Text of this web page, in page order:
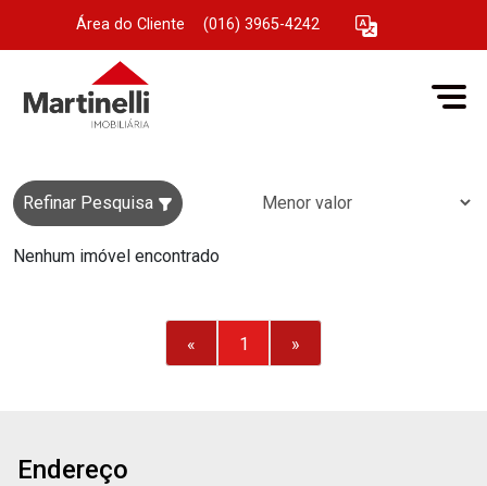
Área do Cliente (016) 3965-4242
Refinar Pesquisa
Nenhum imóvel encontrado
« 1 »
Endereço